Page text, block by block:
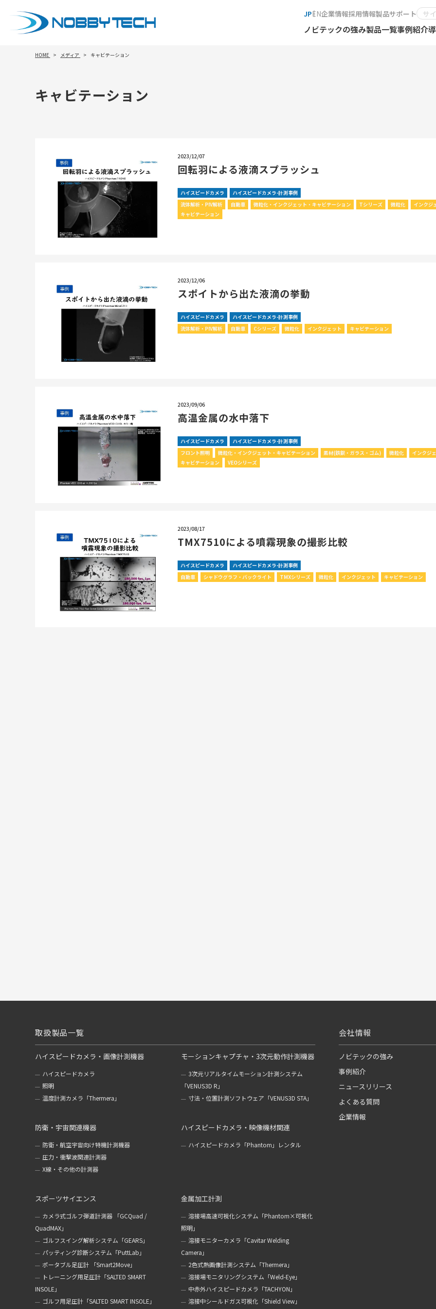
JPEN企業情報採用情報製品サポート
ノビテックの強み製品一覧事例紹介
HOME メディア キャビテーション
キャビテーション
2023/12/07
回転羽による液滴スプラッシュ
ハイスピードカメラ
ハイスピードカメラ-計測事例
流体解析・PIV解析
自動車 微粒化・インクジェット・キャビテーション Tシリーズ 微粒化
インクジ
キャビテーション
2023/12/06
スポイトから出た液滴の挙動
ハイスピードカメラ
ハイスピードカメラ-計測事例
流体解析・PIV解析
自動車 Cシリーズ 微粒化 インクジェット キャビテーション
2023/09/06
高温金属の水中落下
ハイスピードカメラ
ハイスピードカメラ-計測事例
フロント照明
微粒化・インクジェット・キャビテーション 素材(鉄鋼・ガラス・ゴム) 微粒化
インクジ
キャビテーション
VEOシリーズ
2023/08/17
TMX7510による噴霧現象の撮影比較
ハイスピードカメラ
ハイスピードカメラ-計測事例
自動車
シャドウグラフ・バックライト TMXシリーズ 微粒化 インクジェット キャビテーション
取扱製品一覧
ハイスピードカメラ・画像計測機器
ハイスピードカメラ
照明
温度計測カメラ「Thermera」
モーションキャプチャ・3次元動作計測機器
3次元リアルタイムモーション計測システム
「VENUS3D R」
寸法・位置計測ソフトウェア「VENUS3D STA」
防衛・宇宙関連機器
防衛・航空宇宙向け特機計測機器
圧力・衝撃波関連計測器
X線・その他の計測器
ハイスピードカメラ・映像機材関連
ハイスピードカメラ「Phantom」レンタル
スポーツサイエンス
カメラ式ゴルフ弾道計測器 「GCQuad /
QuadMAX」
ゴルフスイング解析システム「GEARS」
パッティング診断システム「PuttLab」
ポータブル足圧計 「Smart2Move」
トレーニング用足圧計「SALTED SMART
INSOLE」
ゴルフ用足圧計「SALTED SMART INSOLE」
金属加工計測
溶接場高速可視化システム「Phantom×可視化
照明」
溶接モニターカメラ「Cavitar Welding
Camera」
2色式熱画像計測システム「Thermera」
溶接場モニタリングシステム「Weld-Eye」
中赤外ハイスピードカメラ「TACHYON」
溶接中シールドガス可視化「Shield View」
会社情報
ノビテックの強み
事例紹介
ニュースリリース
よくある質問
企業情報